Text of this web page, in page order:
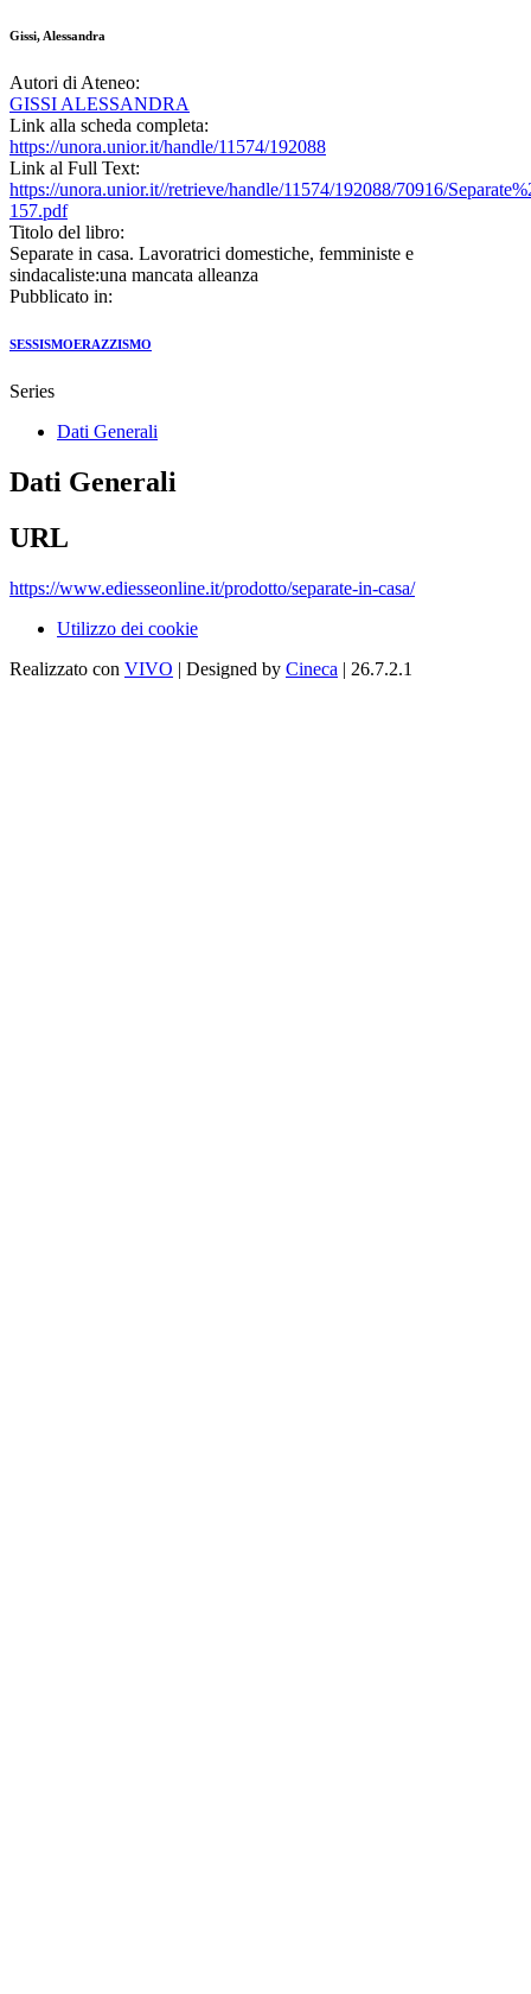
Gissi, Alessandra
Autori di Ateneo:
GISSI ALESSANDRA
Link alla scheda completa:
https://unora.unior.it/handle/11574/192088
Link al Full Text:
https://unora.unior.it//retrieve/handle/11574/192088/70916/
157.pdf
Titolo del libro:
Separate in casa. Lavoratrici domestiche, femministe e
sindacaliste:una mancata alleanza
Pubblicato in:
SESSISMOERAZZISMO
Series
Dati Generali
Dati Generali
URL
https://www.ediesseonline.it/prodotto/separate-in-casa/
Utilizzo dei cookie
Realizzato con VIVO | Designed by Cineca | 26.7.2.1